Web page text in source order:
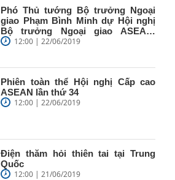
Phó Thủ tướng Bộ trưởng Ngoại
giao Phạm Bình Minh dự Hội nghị
Bộ trưởng Ngoại giao ASEAN,
Hội...12:00 | 22/06/2019
Phiên toàn thể Hội nghị Cấp cao
ASEAN lần thứ 34
12:00 | 22/06/2019
Điện thăm hỏi thiên tai tại Trung
Quốc
12:00 | 21/06/2019